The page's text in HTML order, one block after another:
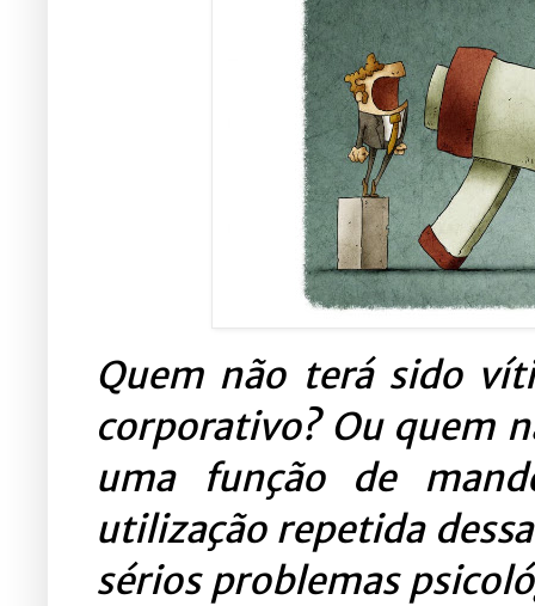
Quem não terá sido
corporativo? Ou quem
uma função de
utilização repetida
sérios problemas